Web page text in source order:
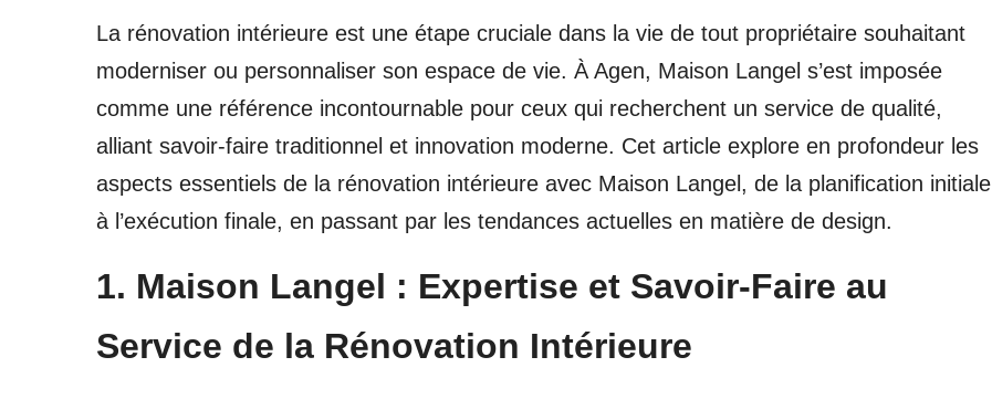
La rénovation intérieure est une étape cruciale dans la vie de tout propriétaire souhaitant
moderniser ou personnaliser son espace de vie. À Agen, Maison Langel s’est imposée
comme une référence incontournable pour ceux qui recherchent un service de qualité,
alliant savoir-faire traditionnel et innovation moderne. Cet article explore en profondeur les
aspects essentiels de la rénovation intérieure avec Maison Langel, de la planification initiale
à l’exécution finale, en passant par les tendances actuelles en matière de design.
1. Maison Langel : Expertise et Savoir-Faire au
Service de la Rénovation Intérieure